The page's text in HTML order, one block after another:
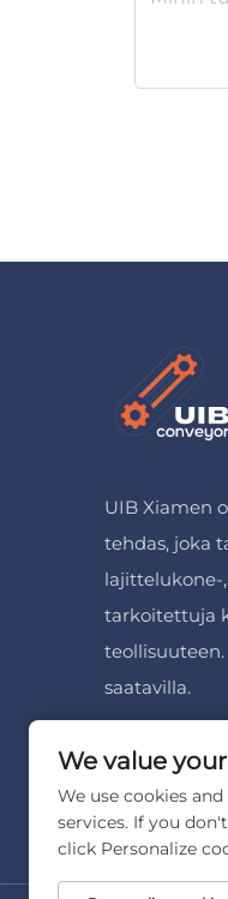
UIB Xiamen
tehdas, joka
lajittelukone-
tarkoitettuja
saatavilla.
We value
We use cookies
services. If you
click Personalize